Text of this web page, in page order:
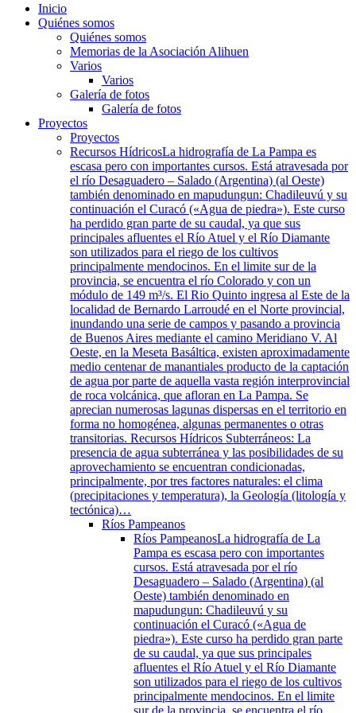
Inicio
Quiénes somos
Quiénes somos
Memorias de la Asociación Alihuen
Varios
Varios
Galería de fotos
Galería de fotos
Proyectos
Proyectos
Recursos HídricosLa hidrografía de La Pampa es
escasa pero con importantes cursos. Está atravesada por
el río Desaguadero – Salado (Argentina) (al Oeste)
también denominado en mapudungun: Chadileuvú y su
continuación el Curacó («Agua de piedra»). Este curso
ha perdido gran parte de su caudal, ya que sus
principales afluentes el Río Atuel y el Río Diamante
son utilizados para el riego de los cultivos
principalmente mendocinos. En el limite sur de la
provincia, se encuentra el río Colorado y con un
módulo de 149 m³/s. El Rio Quinto ingresa al Este de la
localidad de Bernardo Larroudé en el Norte provincial,
inundando una serie de campos y pasando a provincia
de Buenos Aires mediante el camino Meridiano V. Al
Oeste, en la Meseta Basáltica, existen aproximadamente
medio centenar de manantiales producto de la captación
de agua por parte de aquella vasta región interprovincial
de roca volcánica, que afloran en La Pampa. Se
aprecian numerosas lagunas dispersas en el territorio en
forma no homogénea, algunas permanentes o otras
transitorias. Recursos Hídricos Subterráneos: La
presencia de agua subterránea y las posibilidades de su
aprovechamiento se encuentran condicionadas,
principalmente, por tres factores naturales: el clima
(precipitaciones y temperatura), la Geología (litología y
tectónica)…
Ríos Pampeanos
Ríos PampeanosLa hidrografía de La
Pampa es escasa pero con importantes
cursos. Está atravesada por el río
Desaguadero – Salado (Argentina) (al
Oeste) también denominado en
mapudungun: Chadileuvú y su
continuación el Curacó («Agua de
piedra»). Este curso ha perdido gran parte
de su caudal, ya que sus principales
afluentes el Río Atuel y el Río Diamante
son utilizados para el riego de los cultivos
principalmente mendocinos. En el limite
sur de la provincia, se encuentra el río